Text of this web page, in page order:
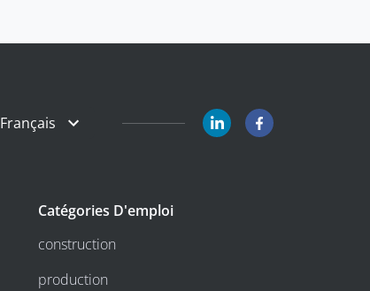
Français
Catégories D'emploi
construction
production